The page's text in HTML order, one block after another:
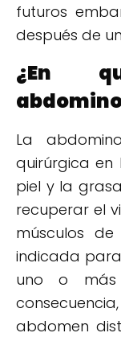
futuros
después de
¿En
La
quirúrgica en
piel y la
recuperar el
músculos
indicada
uno o más
abdomen